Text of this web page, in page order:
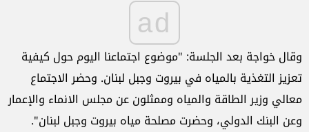
ad
وقال خواجة بعد الجلسة: "موضوع اجتماعنا اليوم حول كيفية
تعزيز التغذية بالمياه في بيروت وجبل لبنان. وحضر الاجتماع
معالي وزير الطاقة والمياه وممثلون عن مجلس الانماء والإعمار
وعن البنك الدولي، وحضرت مصلحة مياه بيروت وجبل لبنان".